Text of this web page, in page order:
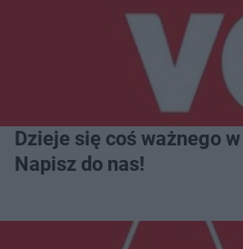
Dzieje się coś ważnego
Napisz do nas!